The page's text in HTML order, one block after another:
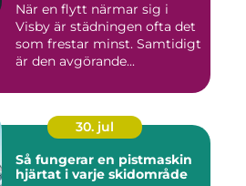
När en flytt närmar sig i
Visby är städningen ofta det
som frestar minst. Samtidigt
är den avgörande...
30. jul
Så fungerar en pistmaskin
hjärtat i varje skidområde